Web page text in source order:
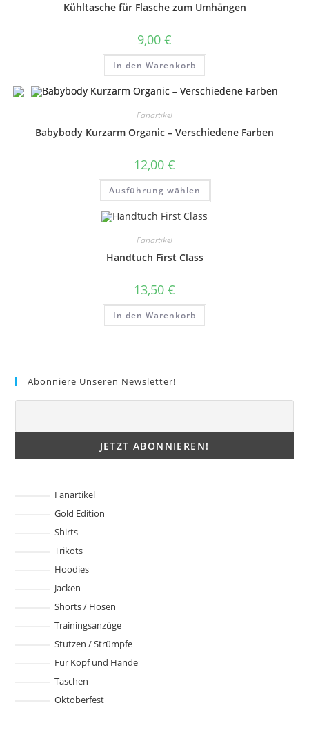
Kühltasche für Flasche zum Umhängen
9,00 €
In den Warenkorb
Fanartikel
Babybody Kurzarm Organic – Verschiedene Farben
12,00 €
Ausführung wählen
Dieses
weist
Fanartikel
Handtuch First Class
13,50 €
In den Warenkorb
Abonniere Unseren Newsletter!
Fanartikel
Gold Edition
Shirts
Trikots
Hoodies
Jacken
Shorts / Hosen
Trainingsanzüge
Stutzen / Strümpfe
Für Kopf und Hände
Taschen
Oktoberfest